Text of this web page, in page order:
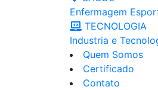
Enfermagem
TECNOLOGIA
Industria e
Quem Somos
Certificado
Contato